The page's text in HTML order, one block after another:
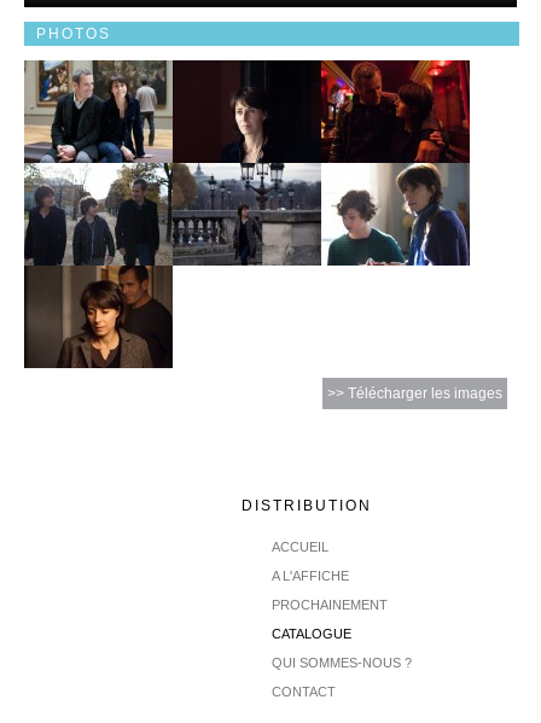
PHOTOS
>> Télécharger les images
DISTRIBUTION
ACCUEIL
A L'AFFICHE
PROCHAINEMENT
CATALOGUE
QUI SOMMES-NOUS ?
CONTACT